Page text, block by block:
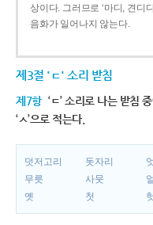
상이다. 그러므로 ‘마디, 견디
음화가 일어나지 않는다.
제3절 'ㄷ' 소리 받침
제7항 ‘ㄷ’ 소리로 나는 받침
‘ㅅ’으로 적는다.
덧저고리 돗자리
무릇
사뭇
옛
첫 헛